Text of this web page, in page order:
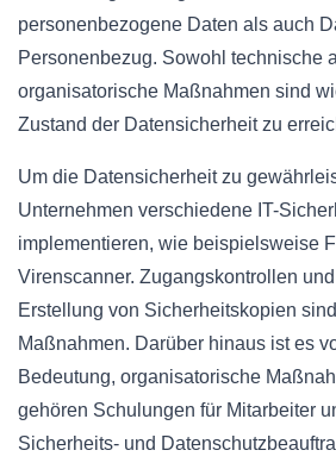
personenbezogene Daten als auch
Personenbezug. Sowohl technische
organisatorische Maßnahmen sind
Zustand der Datensicherheit zu
Um die Datensicherheit zu
Unternehmen verschiedene IT-
implementieren, wie beispielsweise
Virenscanner. Zugangskontrollen
Erstellung von Sicherheitskopien
Maßnahmen. Darüber hinaus ist es
Bedeutung, organisatorische
gehören Schulungen für Mitarbeiter
Sicherheits- und